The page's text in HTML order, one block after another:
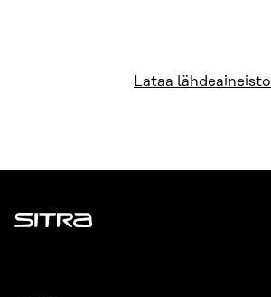
Lataa lähdeaineisto
Sitra